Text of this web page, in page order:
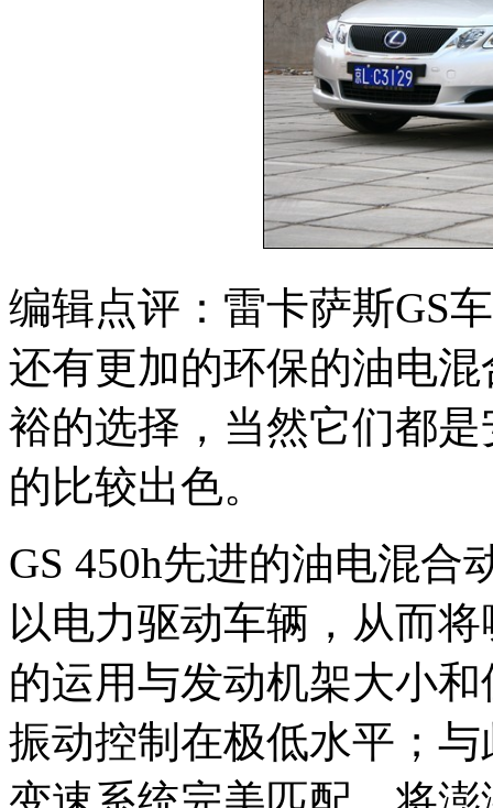
编辑点评：雷卡萨斯GS
还有更加的环保的油电
裕的选择，当然它们都
的比较出色。
GS 450h先进的油电混合
以电力驱动车辆，从而
的运用与发动机架大小
振动控制在极低水平；